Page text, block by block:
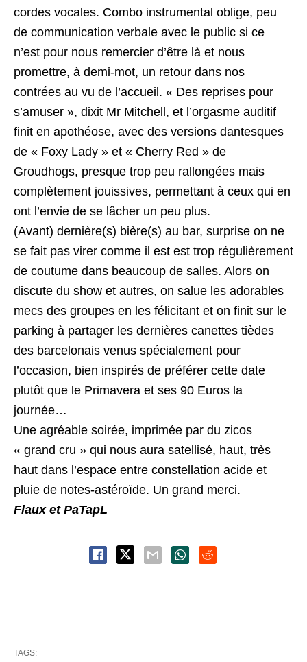
cordes vocales. Combo instrumental oblige, peu
de communication verbale avec le public si ce
n’est pour nous remercier d’être là et nous
promettre, à demi-mot, un retour dans nos
contrées au vu de l’accueil. « Des reprises pour
s’amuser », dixit Mr Mitchell, et l’orgasme auditif
finit en apothéose, avec des versions dantesques
de « Foxy Lady » et « Cherry Red » de
Groudhogs, presque trop peu rallongées mais
complètement jouissives, permettant à ceux qui en
ont l’envie de se lâcher un peu plus.
(Avant) dernière(s) bière(s) au bar, surprise on ne
se fait pas virer comme il est est trop régulièrement
de coutume dans beaucoup de salles. Alors on
discute du show et autres, on salue les adorables
mecs des groupes en les félicitant et on finit sur le
parking à partager les dernières canettes tièdes
des barcelonais venus spécialement pour
l’occasion, bien inspirés de préférer cette date
plutôt que le Primavera et ses 90 Euros la
journée…
Une agréable soirée, imprimée par du zicos
« grand cru » qui nous aura satellisé, haut, très
haut dans l’espace entre constellation acide et
pluie de notes-astéroïde. Un grand merci.
Flaux et PaTapL
TAGS: